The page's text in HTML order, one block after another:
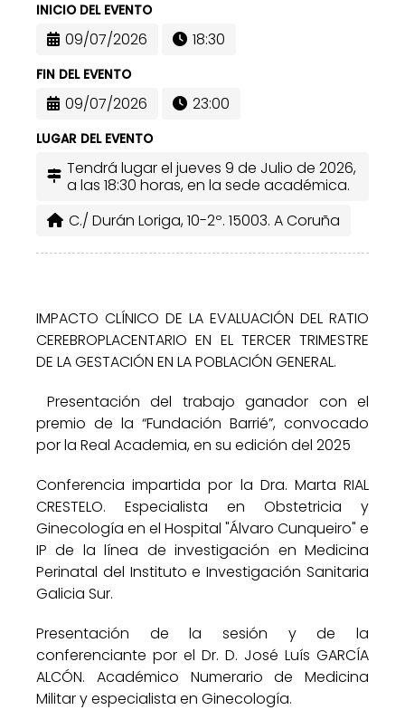
INICIO DEL EVENTO
09/07/2026 18:30
FIN DEL EVENTO
09/07/2026 23:00
LUGAR DEL EVENTO
Tendrá lugar el jueves 9 de Julio de 2026,
a las 18:30 horas, en la sede académica.
C./ Durán Loriga, 10-2º. 15003. A Coruña
IMPACTO CLÍNICO DE LA EVALUACIÓN DEL RATIO
CEREBROPLACENTARIO EN EL TERCER TRIMESTRE
DE LA GESTACIÓN EN LA POBLACIÓN GENERAL.
Presentación del trabajo ganador con el
premio de la “Fundación Barrié”, convocado
por la Real Academia, en su edición del 2025
Conferencia impartida por la Dra. Marta RIAL
CRESTELO. Especialista en Obstetricia y
Ginecología en el Hospital "Álvaro Cunqueiro" e
IP de la línea de investigación en Medicina
Perinatal del Instituto e Investigación Sanitaria
Galicia Sur.
Presentación de la sesión y de la
conferenciante por el Dr. D. José Luís GARCÍA
ALCÓN. Académico Numerario de Medicina
Militar y especialista en Ginecología.